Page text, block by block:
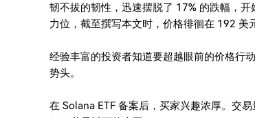
韧不拔的韧性，迅速摆脱了 17% 的跌幅，
力位，截至撰写本文时，价格徘徊在 192 美
经验丰富的投资者知道要超越眼前的价格行
势头。
在 Solana ETF 备案后，买家兴趣浓厚。交